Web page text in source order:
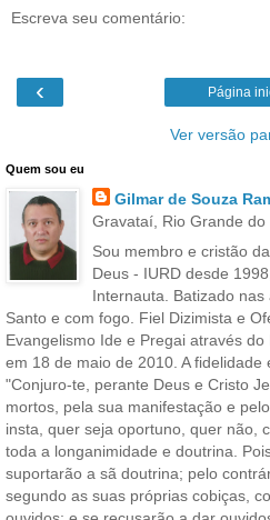
Escreva seu comentário:
‹ Página
Ver versão
Quem sou eu
Gilmar de Souza
Gravataí, Rio Grande do
Sou membro e cristão
Deus - IURD desde
Internauta. Batizado
Santo e com fogo. Fiel Dizimista e
Evangelismo Ide e Pregai através
em 18 de maio de 2010. A fidelidade
"Conjuro-te, perante Deus e Cristo
mortos, pela sua manifestação e
insta, quer seja oportuno, quer não,
toda a longanimidade e doutrina.
suportarão a sã doutrina; pelo
segundo as suas próprias cobiças,